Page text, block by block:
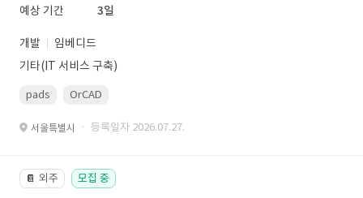
예상 기간
3일
개발
임베디드
기타(IT 서비스 구축)
pads OrCAD
서울특별시 · 등록일자 2026.07.27.
📔 외주 모집 중